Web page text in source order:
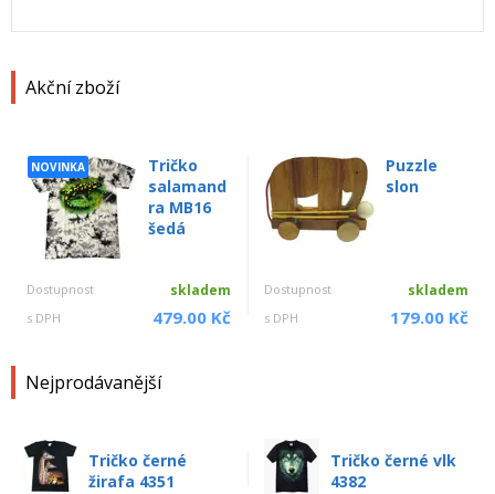
Akční zboží
NOVINKA
Tričko
salamand
ra MB16
šedá
Dostupnost skladem
s DPH 479.00 Kč
Puzzle
slon
Dostupnost skladem
s DPH 179.00 Kč
Nejprodávanější
Tričko černé
žirafa 4351
Tričko černé vlk
4382